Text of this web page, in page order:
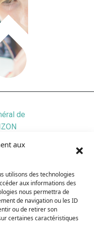
aux
utilisons des technologies
aux informations des
nous permettra de
de navigation ou les ID
ou de retirer son
certaines caractéristiques
de
46